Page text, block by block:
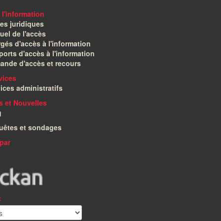
l'information
juridiques
de l'accès
d'accès à l'information
d'accès à l'information
d'accès et recours
administratifs
et Nouvelles
et sondages